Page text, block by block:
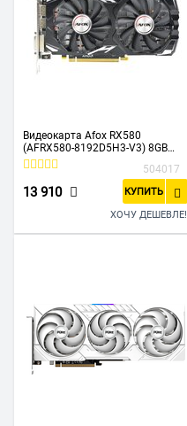
Видеокарта Afox RX580
(AFRX580-8192D5H3-V3) 8GB
GDDR5 256Bit HDMI 3xDP RTL
504017
13 910 КУПИТЬ
ХОЧУ ДЕШЕВЛЕ!